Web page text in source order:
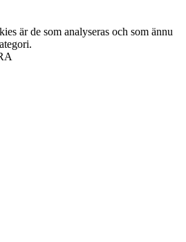
är de som analyseras och som ännu